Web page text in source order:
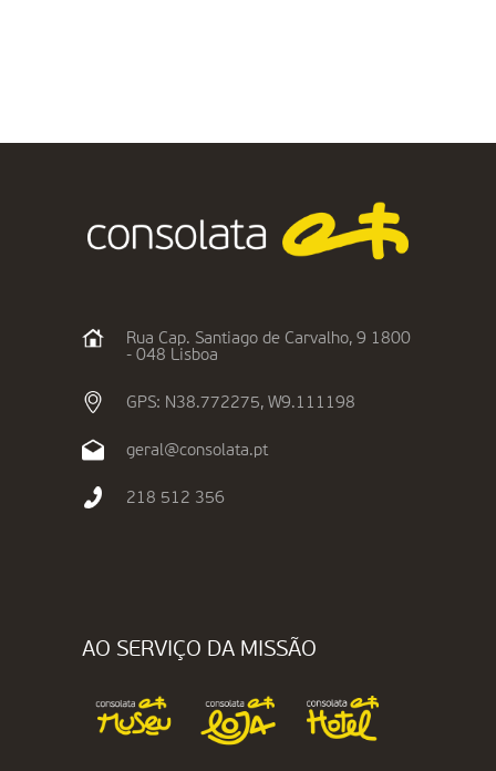
Rua Cap. Santiago de Carvalho, 9 1800
- 048 Lisboa
GPS: N38.772275, W9.111198
geral@consolata.pt
218 512 356
AO SERVIÇO DA MISSÃO